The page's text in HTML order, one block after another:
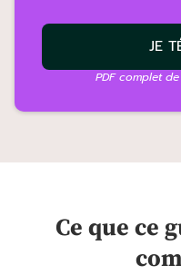
JE
PDF complet
Ce que ce